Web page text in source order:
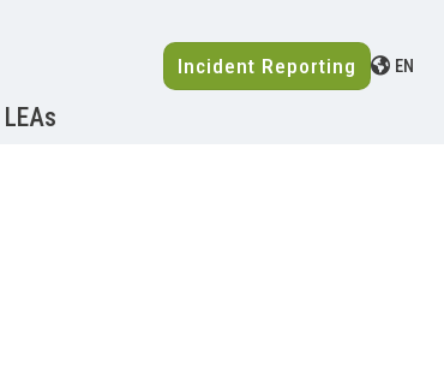
Incident Reporting EN
LEAs